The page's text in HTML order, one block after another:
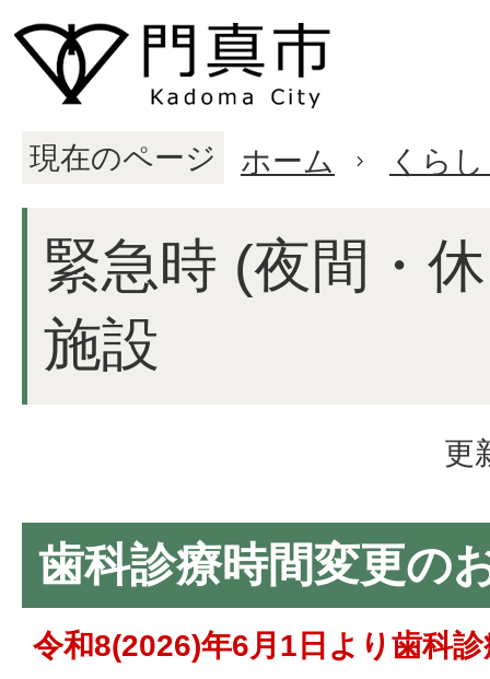
現在のページ ホーム くら
緊急時 (夜間・
施設
更
歯科診療時間変更の
令和8(2026)年6月1日より歯科